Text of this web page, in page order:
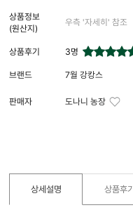
상품정보
(원산지)
우측 '자세히' 참조
상품후기 3명
브랜드 7월 강캉스
판매자 도나니 농장
상세설명 상품후기